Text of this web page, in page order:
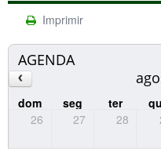
Imprimir
AGENDA
dom seg ter
26
27 28